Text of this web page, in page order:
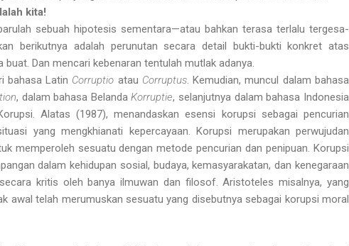
kita!
sebuah hipotesis sementara—atau bahkan terasa terlalu tergesa-
berikutnya adalah perunutan secara detail bukti-bukti konkret atas
buat. Dan mencari kebenaran tentulah mutlak adanya.
bahasa Latin Corruptio atau Corruptus. Kemudian, muncul dalam bahasa
, dalam bahasa BelandaKorruptie, selanjutnya dalam bahasa Indonesia
Alatas (1987), menandaskan esensi korupsi sebagai pencurian
yang mengkhianati kepercayaan. Korupsi merupakan perwujudan
memperoleh sesuatu dengan metode pencurian dan penipuan. Korupsi
dalam kehidupan sosial, budaya, kemasyarakatan, dan kenegaraan
kritis oleh banya ilmuwan dan filosof. Aristoteles misalnya, yang
awal telah merumuskan sesuatu yang disebutnya sebagai korupsi moral